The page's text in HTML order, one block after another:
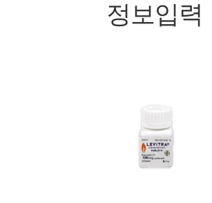
[2026구정 연휴]설 연휴 배송 및 휴무 안내
정보입력